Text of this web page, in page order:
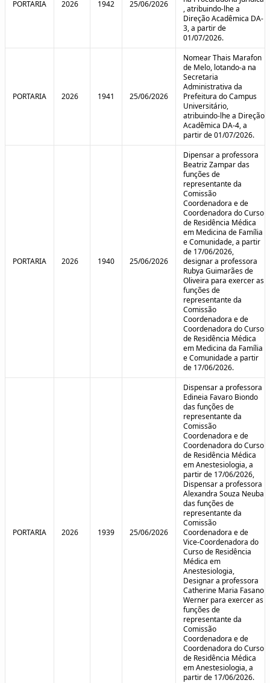
PORTARIA 2026 1942 25/06/2026
, atribuindo-lhe a
Direção Acadêmica DA-
3, a partir de
01/07/2026.
PORTARIA 2026 1941 25/06/2026
Nomear Thais Marafon
de Melo, lotando-a na
Secretaria
Administrativa da
Prefeitura do Campus
Universitário,
atribuindo-lhe a Direção
Acadêmica DA-4, a
partir de 01/07/2026.
PORTARIA 2026 1940 25/06/2026
Dipensar a professora
Beatriz Zampar das
funções de
representante da
Comissão
Coordenadora e de
Coordenadora do Curso
de Residência Médica
em Medicina de Família
e Comunidade, a partir
de 17/06/2026,
designar a professora
Rubya Guimarães de
Oliveira para exercer as
funções de
representante da
Comissão
Coordenadora e de
Coordenadora do Curso
de Residência Médica
em Medicina da Família
e Comunidade a partir
de 17/06/2026.
PORTARIA 2026 1939 25/06/2026
Dispensar a professora
Edineia Favaro Biondo
das funções de
representante da
Comissão
Coordenadora e de
Coordenadora do Curso
de Residência Médica
em Anestesiologia, a
partir de 17/06/2026,
Dispensar a professora
Alexandra Souza Neuba
das funções de
representante da
Comissão
Coordenadora e de
Vice-Coordenadora do
Curso de Residência
Médica em
Anestesiologia,
Designar a professora
Catherine Maria Fasano
Werner para exercer as
funções de
representante da
Comissão
Coordenadora e de
Coordenadora do Curso
de Residência Médica
em Anestesiologia, a
partir de 17/06/2026.